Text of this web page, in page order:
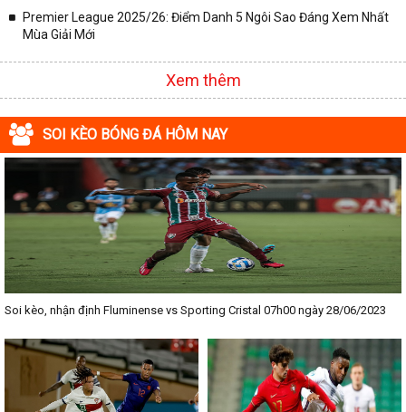
Premier League 2025/26: Điểm Danh 5 Ngôi Sao Đáng Xem Nhất
Mùa Giải Mới
Xem thêm
SOI KÈO BÓNG ĐÁ HÔM NAY
Soi kèo, nhận định Fluminense vs Sporting Cristal 07h00 ngày 28/06/2023